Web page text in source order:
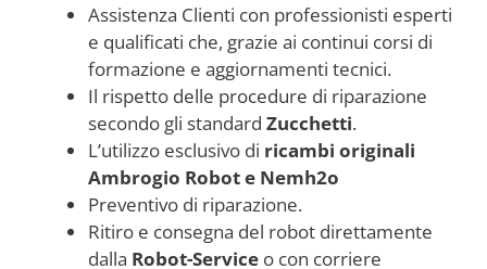
Assistenza Clienti con professionisti esperti
e qualificati che, grazie ai continui corsi di
formazione e aggiornamenti tecnici.
Il rispetto delle procedure di riparazione
secondo gli standard Zucchetti.
L’utilizzo esclusivo di ricambi originali
Ambrogio Robot e Nemh2o
Preventivo di riparazione.
Ritiro e consegna del robot direttamente
dalla Robot-Service o con corriere